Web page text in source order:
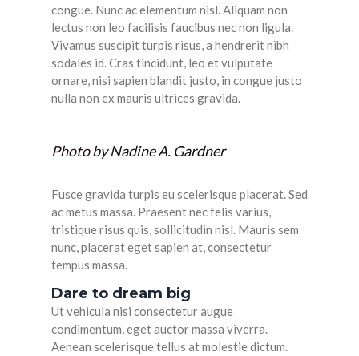
congue. Nunc ac elementum nisl. Aliquam non
lectus non leo facilisis faucibus nec non ligula.
Vivamus suscipit turpis risus, a hendrerit nibh
sodales id. Cras tincidunt, leo et vulputate
ornare, nisi sapien blandit justo, in congue justo
nulla non ex mauris ultrices gravida.
Photo byNadine A. Gardner
Fusce gravida turpis eu scelerisque placerat. Sed
ac metus massa. Praesent nec felis varius,
tristique risus quis, sollicitudin nisl. Mauris sem
nunc, placerat eget sapien at, consectetur
tempus massa.
Dare to dream big
Ut vehicula nisi consectetur augue
condimentum, eget auctor massa viverra.
Aenean scelerisque tellus at molestie dictum.